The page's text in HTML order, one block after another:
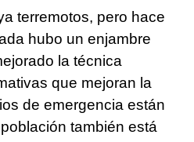
terremotos, pero hace
hubo un enjambre
la técnica
que mejoran la
de emergencia están
también está